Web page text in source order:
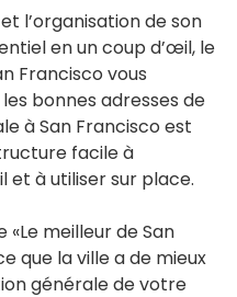
l’organisation de son
en un coup d’œil, le
Francisco vous
bonnes adresses de
à San Francisco est
facile à
et à utiliser sur place.
meilleur de San
que la ville a de mieux
générale de votre